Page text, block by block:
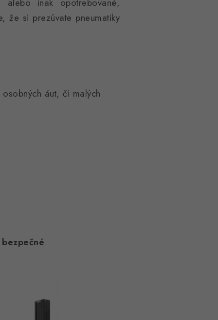
inak opotrebované,
že si prezúvate pneumatiky
áut, či malých